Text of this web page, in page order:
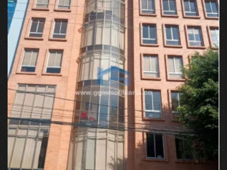
Cl. 23 #72d-27, Bogotá, Colombia